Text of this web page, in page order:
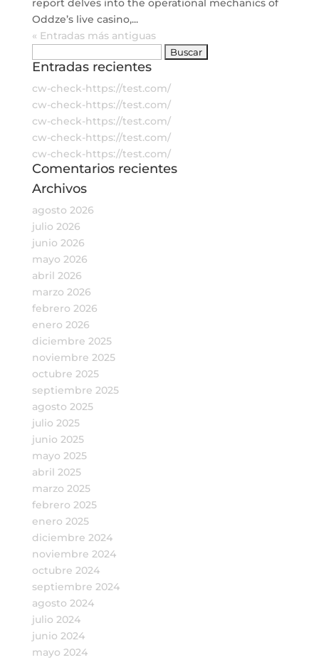
report delves into the operational mechanics of
Oddze’s live casino,...
« Entradas más antiguas
Entradas recientes
cw-check-https://test.com/
cw-check-https://test.com/
cw-check-https://test.com/
cw-check-https://test.com/
cw-check-https://test.com/
Comentarios recientes
Archivos
agosto 2026
julio 2026
junio 2026
mayo 2026
abril 2026
marzo 2026
febrero 2026
enero 2026
diciembre 2025
noviembre 2025
octubre 2025
septiembre 2025
agosto 2025
julio 2025
junio 2025
mayo 2025
abril 2025
marzo 2025
febrero 2025
enero 2025
diciembre 2024
noviembre 2024
octubre 2024
septiembre 2024
agosto 2024
julio 2024
junio 2024
mayo 2024